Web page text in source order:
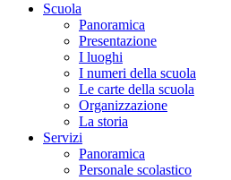
Scuola
Panoramica
Presentazione
I luoghi
I numeri della scuola
Le carte della scuola
Organizzazione
La storia
Servizi
Panoramica
Personale scolastico